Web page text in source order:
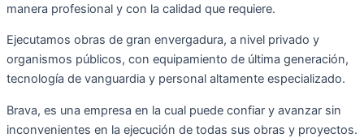
manera profesional y con la calidad que requiere.
Ejecutamos obras de gran envergadura, a nivel privado y
organismos públicos, con equipamiento de última generación,
tecnología de vanguardia y personal altamente especializado.
Brava, es una empresa en la cual puede confiar y avanzar sin
inconvenientes en la ejecución de todas sus obras y proyectos.